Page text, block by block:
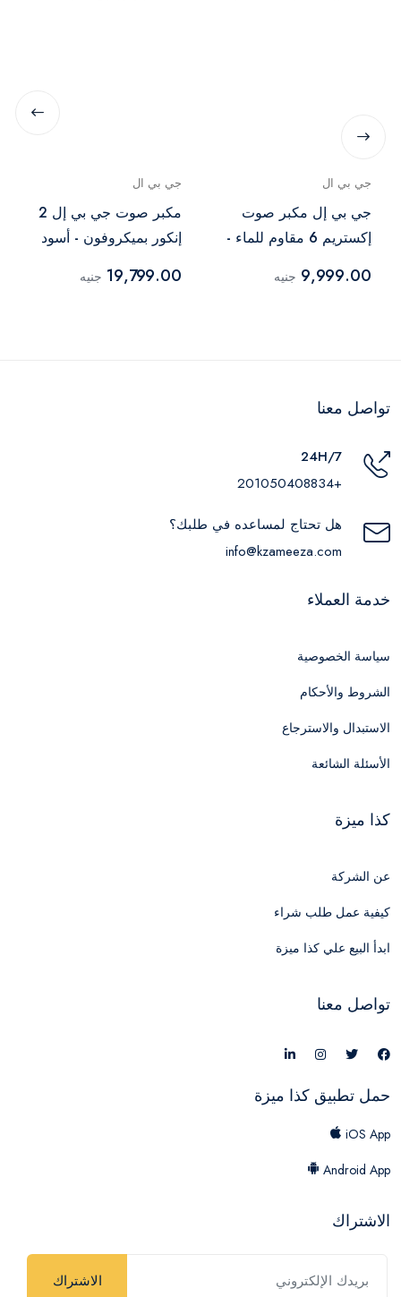
جي بي ال
جي بي إل مكبر صوت
إكستريم 6 مقاوم للماء -
9,999.00 جنيه
جي بي ال
مكبر صوت جي بي إل 2
إنكور بميكروفون - أسود
19,799.00 جنيه
تواصل معنا
24H/7
+201050408834
هل تحتاج لمساعده في طلبك؟
info@kzameeza.com
خدمة العملاء
سياسة الخصوصية
الشروط والأحكام
الاستبدال والاسترجاع
الأسئلة الشائعة
كذا ميزة
عن الشركة
كيفية عمل طلب شراء
ابدأ البيع علي كذا ميزة
تواصل معنا
حمل تطبيق كذا ميزة
iOS App
Android App
الاشتراك
الاشتراك